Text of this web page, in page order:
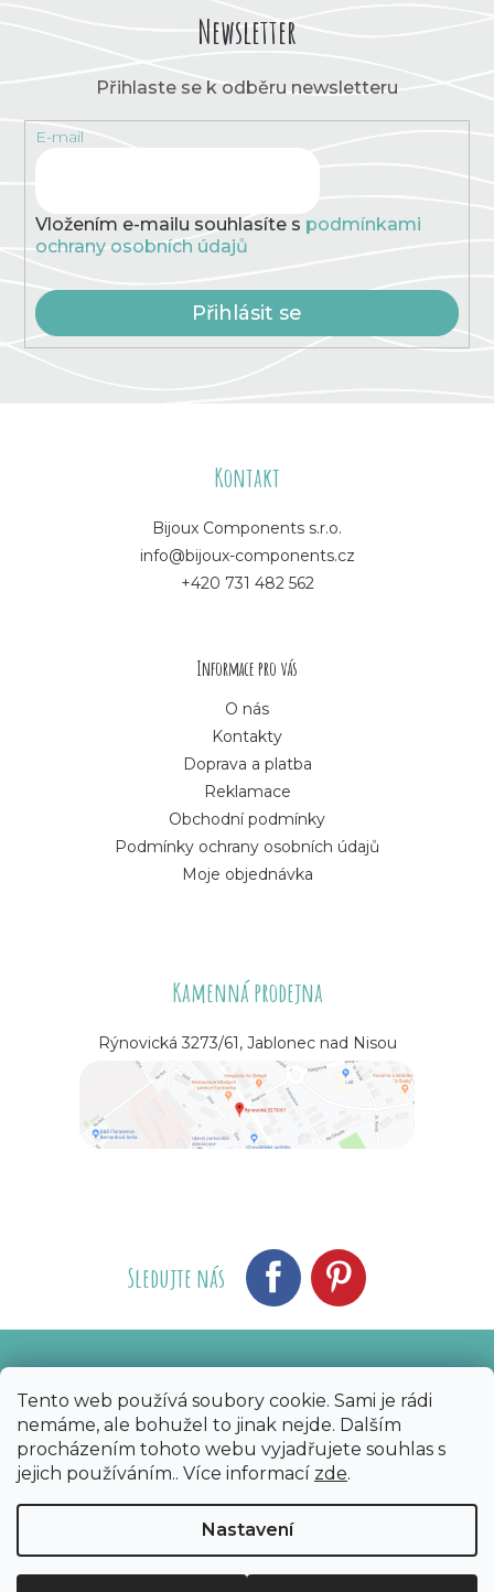
Tento web používá soubory cookie. Sami je rádi
nemáme, ale bohužel to jinak nejde. Dalším
procházením tohoto webu vyjadřujete souhlas s
jejich používáním.. Více informací zde.
Nastavení
Newsletter
Přihlaste se k odběru newsletteru
E-mail
Vložením e-mailu souhlasíte s podmínkami
ochrany osobních údajů
Přihlásit se
Kontakt
Bijoux Components s.r.o.
info@bijoux-components.cz
+420 731 482 562
Informace pro vás
O nás
Kontakty
Doprava a platba
Reklamace
Obchodní podmínky
Podmínky ochrany osobních údajů
Moje objednávka
Kamenná prodejna
Rýnovická 3273/61, Jablonec nad Nisou
Sledujte nás
Copyright 2026 Bijoux Components - Svět
korálků. Všechna práva vyhrazena.